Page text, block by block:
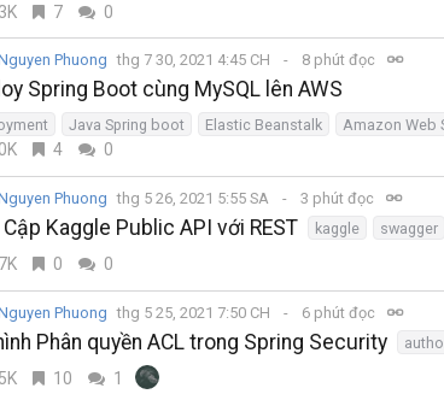
7 0
Phuong thg 7 30, 2021 4:45 CH 8 phút đọc
Spring Boot cùng MySQL lên AWS
Java Spring boot Elastic Beanstalk Amazon Web
4 0
Phuong thg 5 26, 2021 5:55 SA 3 phút đọc
Kaggle Public API với REST kaggle swagger
0 0
Phuong thg 5 25, 2021 7:50 CH 6 phút đọc
Phân quyền ACL trong Spring Security
10 1